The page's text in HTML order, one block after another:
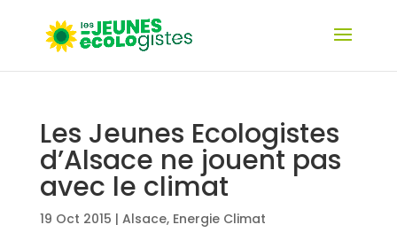
Les Jeunes Ecologistes
d’Alsace ne jouent pas
avec le climat
19 Oct 2015 | Alsace, Energie Climat